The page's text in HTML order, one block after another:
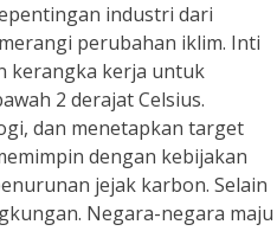
industri dari
perubahan iklim. Inti
kerangka kerja untuk
2 derajat Celsius.
dan menetapkan target
dengan kebijakan
jejak karbon. Selain
Negara-negara maju